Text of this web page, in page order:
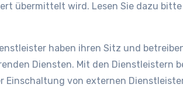
übermittelt wird. Lesen Sie dazu
haben ihren Sitz und
Diensten. Mit den
Einschaltung von externen